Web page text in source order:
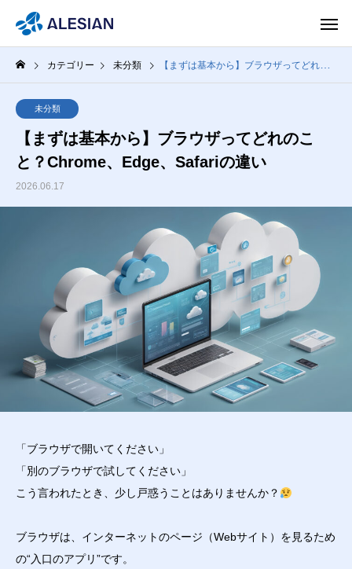
カテゴリー 未分類 【まずは基本から】ブラウザってどれのこと？Chrome、Edge、Safariの違い
未分類
【まずは基本から】ブラウザってどれのこ
と？Chrome、Edge、Safariの違い
2026.06.17
「ブラウザで開いてください」
「別のブラウザで試してください」
こう言われたとき、少し戸惑うことはありませんか？
ブラウザは、インターネットのページ（Webサイト）を見るため
の“入口のアプリ”です。